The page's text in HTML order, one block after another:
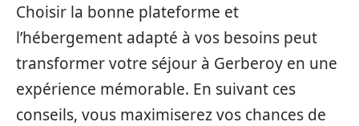
Choisir la bonne plateforme et
l’hébergement adapté à vos besoins peut
transformer votre séjour à Gerberoy en une
expérience mémorable. En suivant ces
conseils, vous maximiserez vos chances de